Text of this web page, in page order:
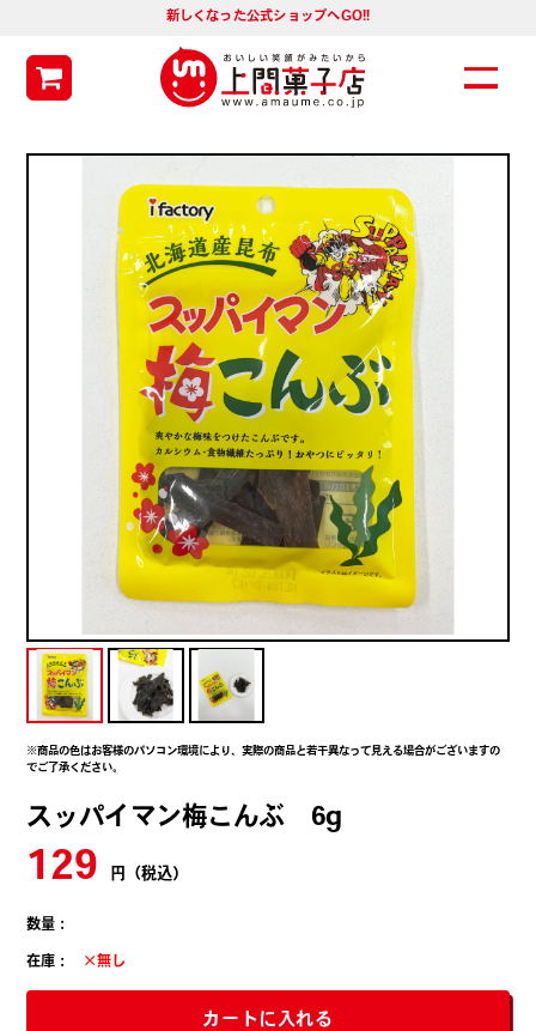
新しくなった公式ショップへGO!!
※商品の色はお客様のパソコン環境により、実際の商品と若干異なって見える場合がございますの
でご了承ください。
スッパイマン梅こんぶ 6g
129 円（税込）
数量：
在庫： ×無し
カートに入れる